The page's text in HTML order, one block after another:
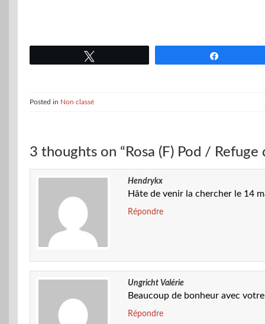
Posted in Non classé
3 thoughts on “Rosa (F) Pod / Refuge
Hendrykx
Hâte de venir la chercher le 14
Répondre
Ungricht Valérie
Beaucoup de bonheur avec
Répondre